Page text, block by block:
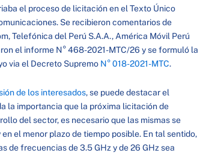
el proceso de licitación en el Texto Único
Se recibieron comentarios de
Telefónica del Perú S.A.A., América Móvil Perú
el informe N° 468-2021-MTC/26 y se formuló la
via el Decreto Supremo N° 018-2021-MTC.
de los interesados, se puede destacar el
la importancia que la próxima licitación de
del sector, es necesario que las mismas se
el menor plazo de tiempo posible. En tal sentido,
de frecuencias de 3.5 GHz y de 26 GHz sea